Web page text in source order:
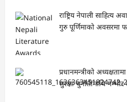
राष्ट्रिय नेपाली साहित्य
गुरु पूर्णिमाको अवसरमा
प्रधानमन्त्रीको
सुरक्षा चुनौतीमाथि